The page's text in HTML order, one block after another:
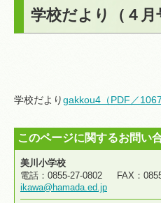
浜田市小中学校ホームページ
学校だより（４月
学校だよりgakkou4（PDF／
このページに関するお問い
美川小学校
電話：0855-27-0802 FAX：
ikawa@hamada.ed.jp